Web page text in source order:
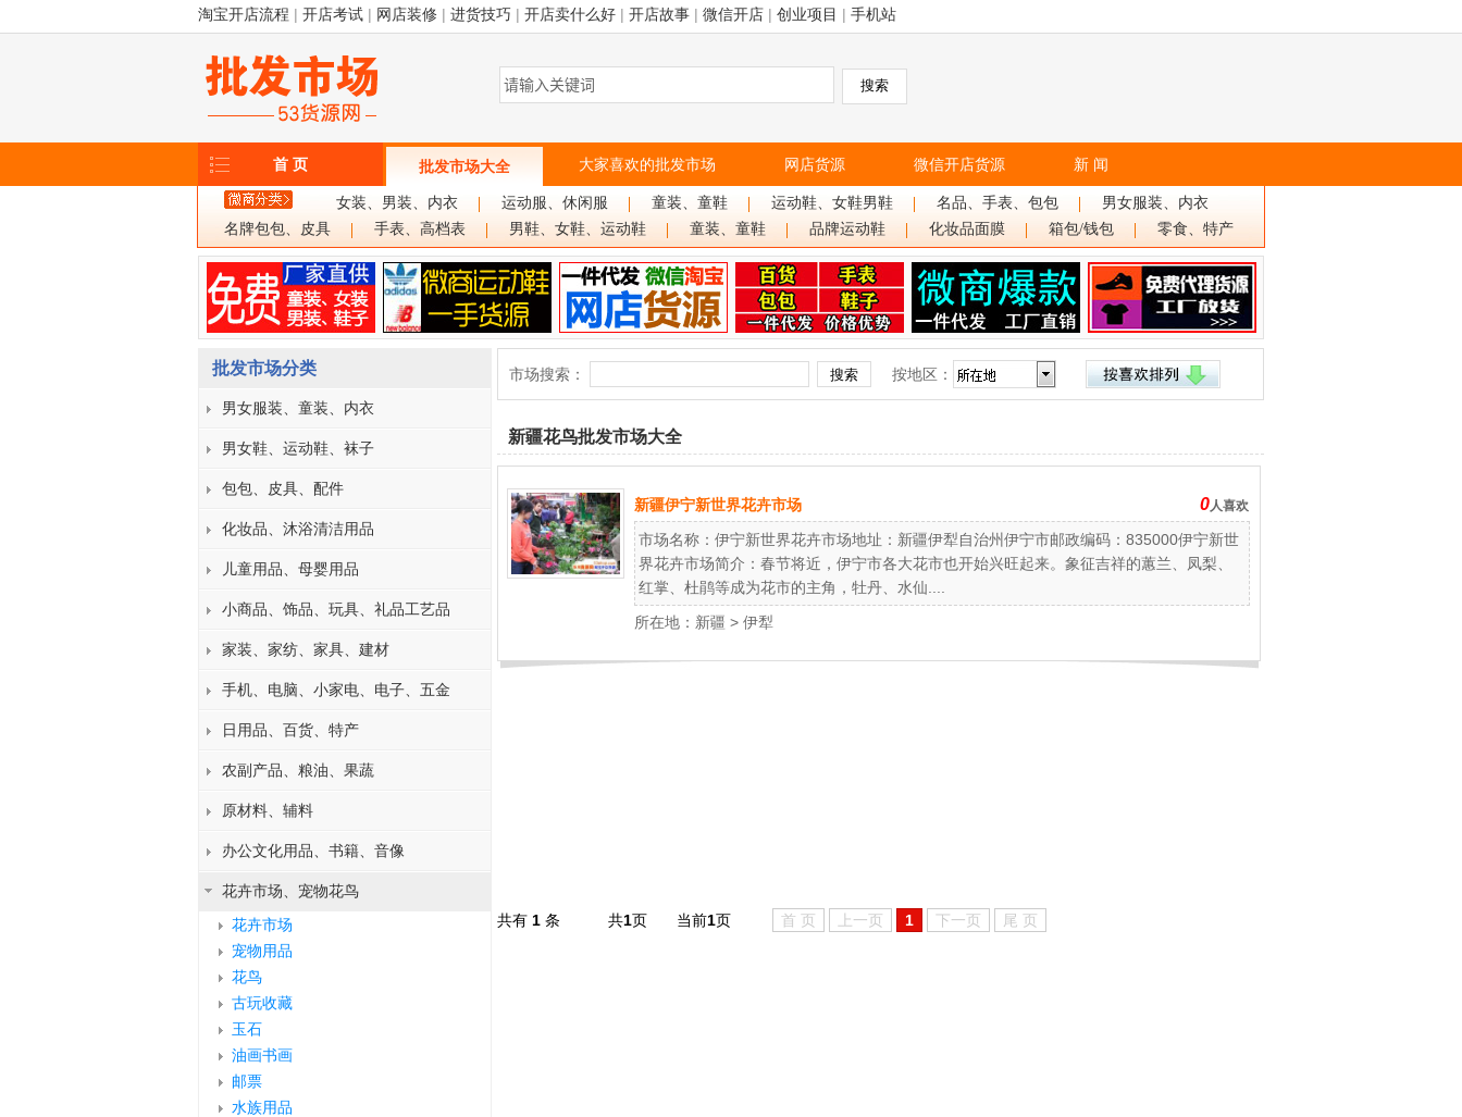
淘宝开店流程 | 开店考试 | 网店装修 | 进货技巧 | 开店卖什么好 | 开店故事 | 微信开店 | 创业项目 | 手机站
首 页 批发市场大全 大家喜欢的批发市场 网店货源 微信开店货源 新 闻
女装、男装、内衣 运动服、休闲服 童装、童鞋 运动鞋、女鞋男鞋 名品、手表、包包
男女服装、内衣
名牌包包、皮具
手表、高档表 男鞋、女鞋、运动鞋 童装、童鞋 品牌运动鞋 化妆品面膜 箱包/钱包 零食、特产
批发市场分类
男女服装、童装、内衣
男女鞋、运动鞋、袜子
包包、皮具、配件
化妆品、沐浴清洁用品
儿童用品、母婴用品
小商品、饰品、玩具、礼品工艺品
家装、家纺、家具、建材
手机、电脑、小家电、电子、五金
日用品、百货、特产
农副产品、粮油、果蔬
原材料、辅料
办公文化用品、书籍、音像
花卉市场、宠物花鸟
花卉市场
宠物用品
花鸟
古玩收藏
玉石
油画书画
邮票
水族用品
市场搜索： 按地区：
新疆花鸟批发市场大全
新疆伊宁新世界花卉市场 0人喜欢
市场名称：伊宁新世界花卉市场地址：新疆伊犁自治州伊宁市邮政编码：835000伊宁新世
界花卉市场简介：春节将近，伊宁市各大花市也开始兴旺起来。象征吉祥的蕙兰、凤梨、
红掌、杜鹃等成为花市的主角，牡丹、水仙....
所在地： 新疆 > 伊犁
共有 1 条 共1页 当前1页 首 页 上一页 1 下一页 尾 页